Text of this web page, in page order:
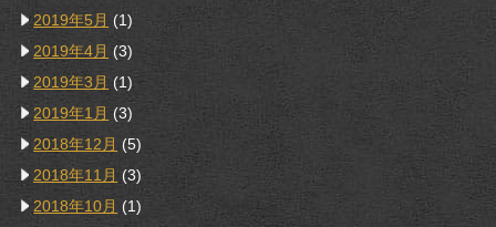
2019年5月 (1)
2019年4月 (3)
2019年3月 (1)
2019年1月 (3)
2018年12月 (5)
2018年11月 (3)
2018年10月 (1)